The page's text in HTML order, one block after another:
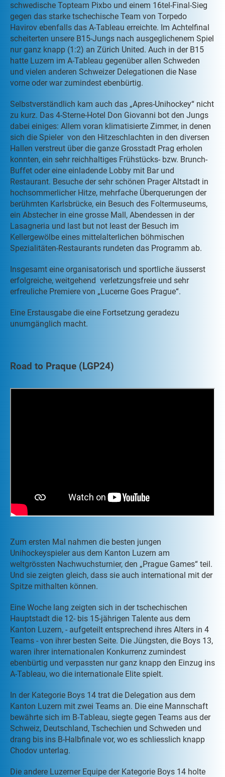
schwedische Topteam Pixbo und einem 16tel-Final-Sieg
gegen das starke tschechische Team von Torpedo
Havirov ebenfalls das A-Tableau erreichte. Im Achtelfinal
scheiterten unsere B15-Jungs nach ausgeglichenem Spiel
nur ganz knapp (1:2) an Zürich United. Auch in der B15
hatte Luzern im A-Tableau gegenüber allen Schweden
und vielen anderen Schweizer Delegationen die Nase
vorne oder war zumindest ebenbürtig.
Selbstverständlich kam auch das „Apres-Unihockey“ nicht
zu kurz. Das 4-Sterne-Hotel Don Giovanni bot den Jungs
dabei einiges: Allem voran klimatisierte Zimmer, in denen
sich die Spieler von den Hitzeschlachten in den diversen
Hallen verstreut über die ganze Grosstadt Prag erholen
konnten, ein sehr reichhaltiges Frühstücks- bzw. Brunch-
Buffet oder eine einladende Lobby mit Bar und
Restaurant. Besuche der sehr schönen Prager Altstadt in
hochsommerlicher Hitze, mehrfache Überquerungen der
berühmten Karlsbrücke, ein Besuch des Foltermuseums,
ein Abstecher in eine grosse Mall, Abendessen in der
Lasagneria und last but not least der Besuch im
Kellergewölbe eines mittelalterlichen böhmischen
Spezialitäten-Restaurants rundeten das Programm ab.
Insgesamt eine organisatorisch und sportliche äusserst
erfolgreiche, weitgehend verletzungsfreie und sehr
erfreuliche Premiere von „Lucerne Goes Prague“.
Eine Erstausgabe die eine Fortsetzung geradezu
unumgänglich macht.
Road to Praque (LGP24)
Zum ersten Mal nahmen die besten jungen
Unihockeyspieler aus dem Kanton Luzern am
weltgrössten Nachwuchsturnier, den „Prague Games“ teil.
Und sie zeigten gleich, dass sie auch international mit der
Spitze mithalten können.
Eine Woche lang zeigten sich in der tschechischen
Hauptstadt die 12- bis 15-jährigen Talente aus dem
Kanton Luzern, - aufgeteilt entsprechend ihres Alters in 4
Teams - von ihrer besten Seite. Die Jüngsten, die Boys 13,
waren ihrer internationalen Konkurrenz zumindest
ebenbürtig und verpassten nur ganz knapp den Einzug ins
A-Tableau, wo die internationale Elite spielt.
In der Kategorie Boys 14 trat die Delegation aus dem
Kanton Luzern mit zwei Teams an. Die eine Mannschaft
bewährte sich im B-Tableau, siegte gegen Teams aus der
Schweiz, Deutschland, Tschechien und Schweden und
drang bis ins B-Halbfinale vor, wo es schliesslich knapp
Chodov unterlag.
Die andere Luzerner Equipe der Kategorie Boys 14 holte